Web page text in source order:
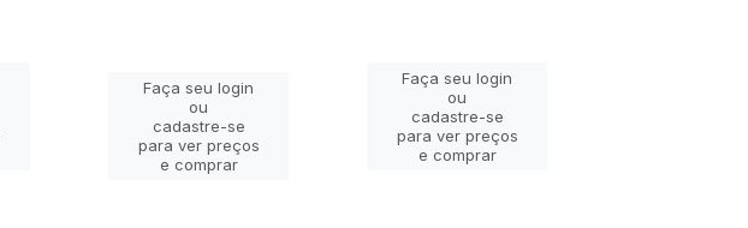
Faça seu login
ou
cadastre-se
para ver preços
e comprar
Faça seu login
ou
cadastre-se
para ver preços
e comprar